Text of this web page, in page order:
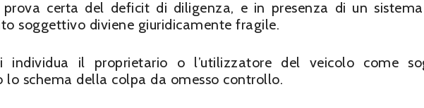
certa del deficit di diligenza, e in presenza di un
soggettivo diviene giuridicamente fragile.
individua il proprietario o l’utilizzatore del veicolo come
lo schema della colpa da omesso controllo.